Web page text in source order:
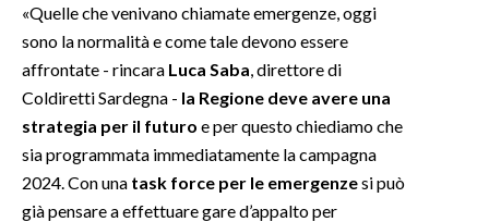
«Quelle che venivano chiamate emergenze, oggi
sono la normalità e come tale devono essere
affrontate - rincara Luca Saba , direttore di
Coldiretti Sardegna - la Regione deve avere una
strategia per il futuro e per questo chiediamo che
sia programmata immediatamente la campagna
2024. Con una task force per le emergenzesi può
già pensare a effettuare gare d’appalto per